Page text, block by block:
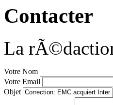
Contacter
La
Votre Nom
Votre Email
Objet